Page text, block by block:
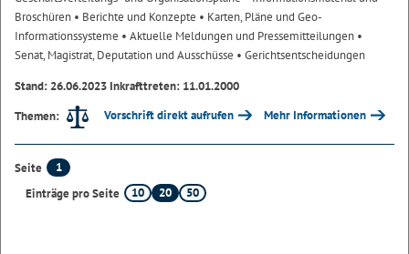
Broschüren • Berichte und Konzepte • Karten, Pläne und Geo-
Informationssysteme • Aktuelle Meldungen und Pressemitteilungen •
Senat, Magistrat, Deputation und Ausschüsse • Gerichtsentscheidungen
Stand: 26.06.2023 Inkrafttreten: 11.01.2000
Themen:
Vorschrift direkt aufrufen Mehr Informationen
Seite
1
Einträge pro Seite
10 20 50